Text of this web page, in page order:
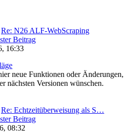
Re: N26 ALF-WebScraping
Beitrag
16:33
neue Funktionen oder Änderungen,
nächsten Versionen wünschen.
Re: Echtzeitüberweisung als S…
Beitrag
08:32